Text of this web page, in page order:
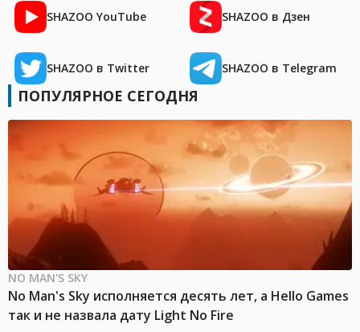
SHAZOO YouTube SHAZOO в Дзен
SHAZOO в Twitter SHAZOO в Telegram
ПОПУЛЯРНОЕ СЕГОДНЯ
NO MAN'S SKY
No Man's Sky исполняется десять лет, а Hello Games
так и не назвала дату Light No Fire